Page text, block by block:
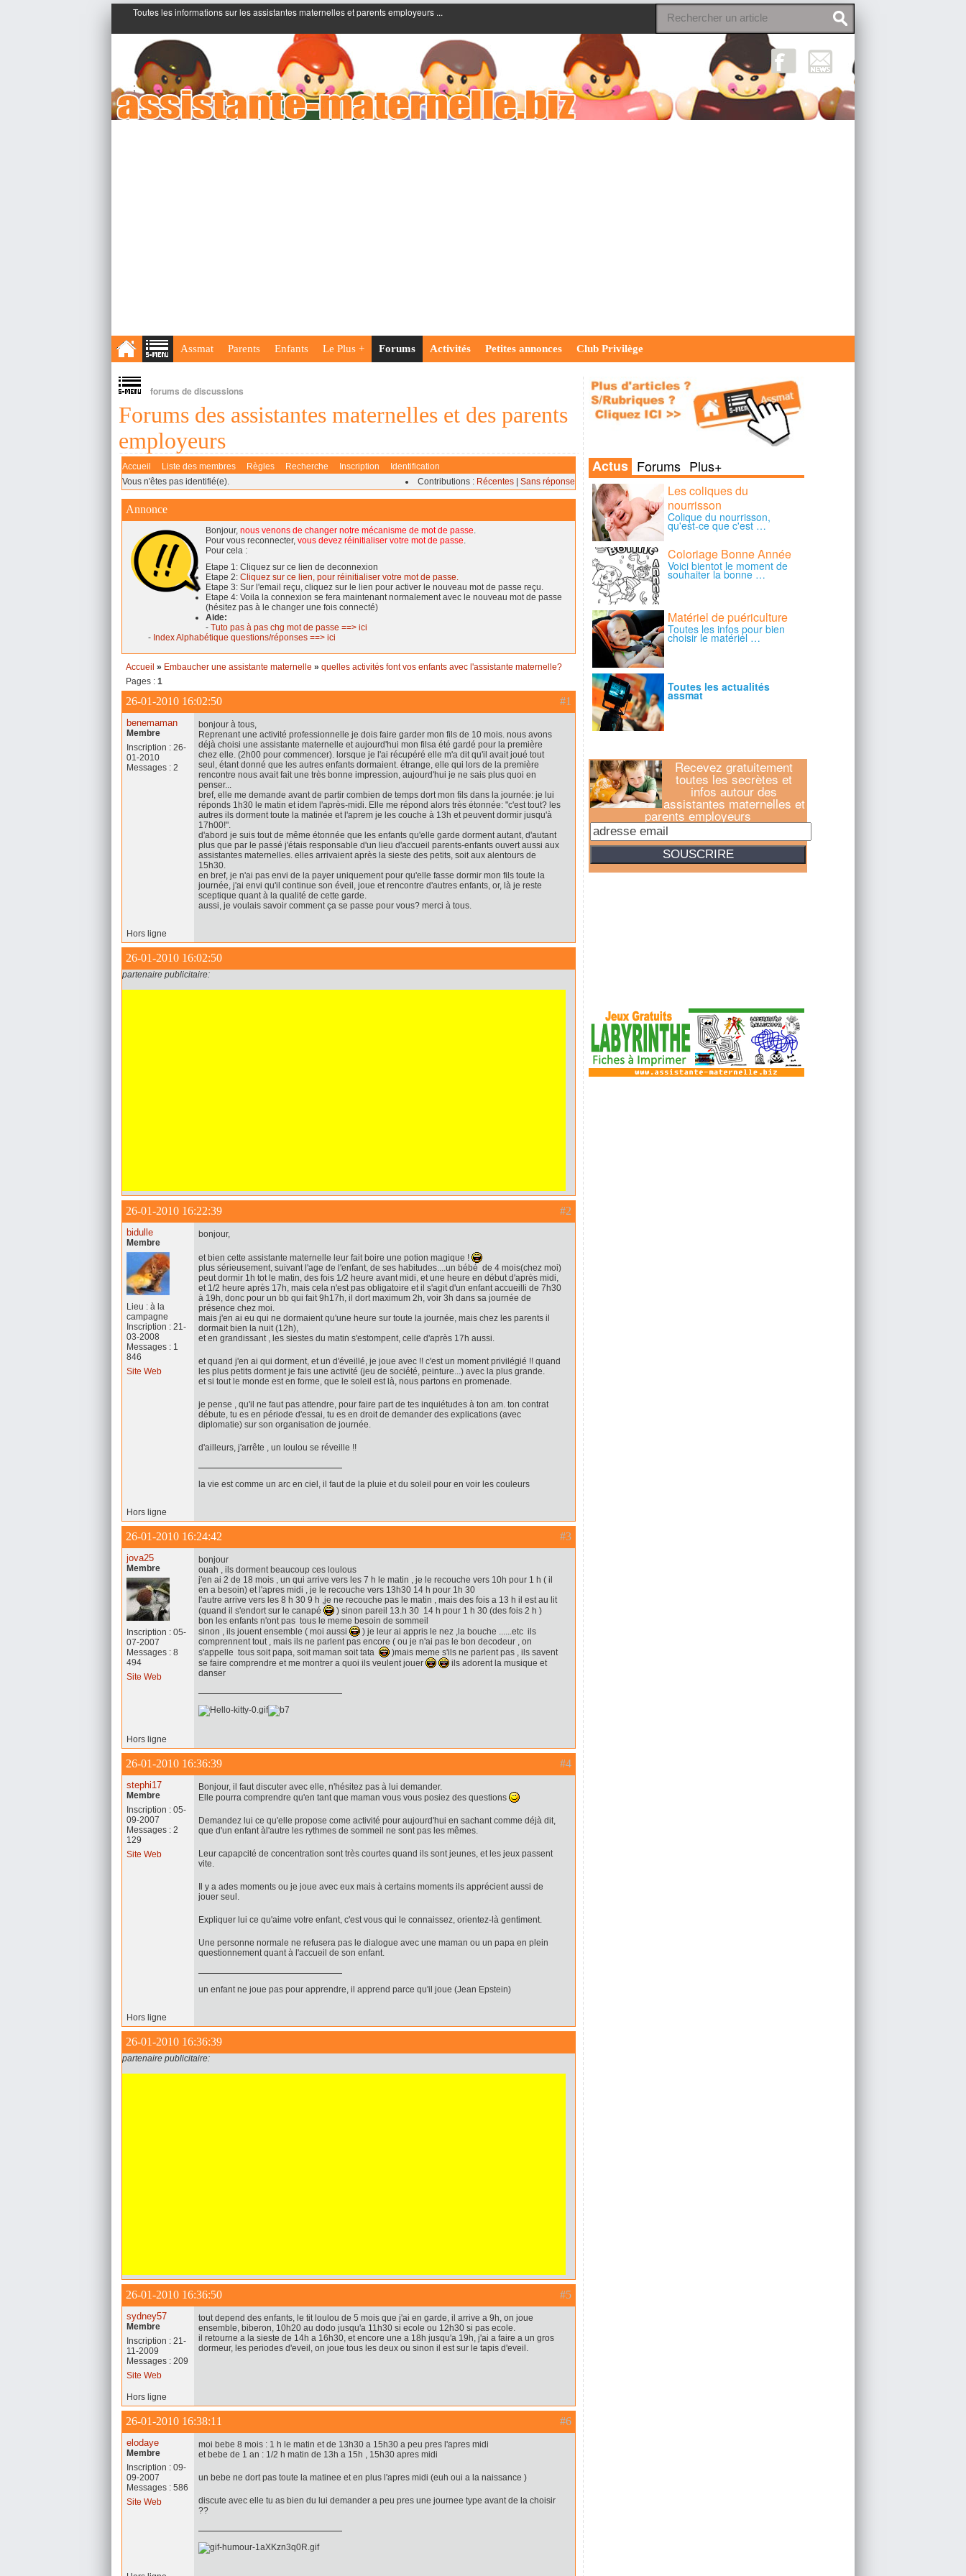
Toutes les informations sur les assistantes maternelles et parents employeurs ...
;
Assmat Parents Enfants Le Plus + Forums Activités Petites annonces Club Privilège
forums de discussions
Forums des assistantes maternelles et des parents
employeurs
Accueil Liste des membres Règles Recherche Inscription
Identification
Vous n'êtes pas identifié(e).
Contributions : Récentes Sans réponse
Annonce
Bonjour, nous venons de changer notre mécanisme de mot de passe.
Pour vous reconnecter, vous devez réinitialiser votre mot de passe.
Pour cela :
Etape 1: Cliquez sur ce lien de deconnexion
Etape 2: Cliquez sur ce lien, pour réinitialiser votre mot de passe.
Etape 3: Sur l'email reçu, cliquez sur le lien pour activer le nouveau mot de passe reçu.
Etape 4: Voila la connexion se fera maintenant normalement avec le nouveau mot de passe
(hésitez pas à le changer une fois connecté)
Aide:
- Tuto pas à pas chg mot de passe ==> ici
- Index Alphabétique questions/réponses ==> ici
Accueil » Embaucher une assistante maternelle » quelles activités font vos enfants avec l'assistante maternelle?
Pages : 1
#1
26-01-2010 16:02:50
benemaman
Membre
Inscription : 26-
01-2010
Messages : 2
bonjour à tous,
Reprenant une activité professionnelle je dois faire garder mon fils de 10 mois. nous avons
déjà choisi une assistante maternelle et aujourd'hui mon filsa été gardé pour la première
chez elle. (2h00 pour commencer). lorsque je l'ai récupéré elle m'a dit qu'il avait joué tout
seul, étant donné que les autres enfants dormaient. étrange, elle qui lors de la première
rencontre nous avait fait une très bonne impression, aujourd'hui je ne sais plus quoi en
penser...
bref, elle me demande avant de partir combien de temps dort mon fils dans la journée: je lui
réponds 1h30 le matin et idem l'après-midi. Elle me répond alors très étonnée: "c'est tout? les
autres ils dorment toute la matinée et l'aprem je les couche à 13h et peuvent dormir jusqu'à
17h00!".
d'abord je suis tout de même étonnée que les enfants qu'elle garde dorment autant, d'autant
plus que par le passé j'étais responsable d'un lieu d'accueil parents-enfants ouvert aussi aux
assistantes maternelles. elles arrivaient après la sieste des petits, soit aux alentours de
15h30.
en bref, je n'ai pas envi de la payer uniquement pour qu'elle fasse dormir mon fils toute la
journée, j'ai envi qu'il continue son éveil, joue et rencontre d'autres enfants, or, là je reste
sceptique quant à la qualité de cette garde.
aussi, je voulais savoir comment ça se passe pour vous? merci à tous.
Hors ligne
26-01-2010 16:02:50
partenaire publicitaire:
#2
26-01-2010 16:22:39
bidulle
Membre
Lieu : à la
campagne
Inscription : 21-
03-2008
Messages : 1
846
Site Web
bonjour,
et bien cette assistante maternelle leur fait boire une potion magique !
plus sérieusement, suivant l'age de l'enfant, de ses habitudes....un bébé de 4 mois(chez moi)
peut dormir 1h tot le matin, des fois 1/2 heure avant midi, et une heure en début d'après midi,
et 1/2 heure après 17h, mais cela n'est pas obligatoire et il s'agit d'un enfant accueilli de 7h30
à 19h, donc pour un bb qui fait 9h17h, il dort maximum 2h, voir 3h dans sa journée de
présence chez moi.
mais j'en ai eu qui ne dormaient qu'une heure sur toute la journée, mais chez les parents il
dormait bien la nuit (12h),
et en grandissant , les siestes du matin s'estompent, celle d'après 17h aussi.
et quand j'en ai qui dorment, et un d'éveillé, je joue avec !! c'est un moment privilégié !! quand
les plus petits dorment je fais une activité (jeu de société, peinture...) avec la plus grande.
et si tout le monde est en forme, que le soleil est là, nous partons en promenade.
je pense , qu'il ne faut pas attendre, pour faire part de tes inquiétudes à ton am. ton contrat
débute, tu es en période d'essai, tu es en droit de demander des explications (avec
diplomatie) sur son organisation de journée.
d'ailleurs, j'arrête , un loulou se réveille !!
la vie est comme un arc en ciel, il faut de la pluie et du soleil pour en voir les couleurs
Hors ligne
#3
26-01-2010 16:24:42
jova25
Membre
Inscription : 05-
07-2007
Messages : 8
494
Site Web
bonjour
ouah , ils dorment beaucoup ces loulous
j'en ai 2 de 18 mois , un qui arrive vers les 7 h le matin , je le recouche vers 10h pour 1 h ( il
en a besoin) et l'apres midi , je le recouche vers 13h30 14 h pour 1h 30
l'autre arrive vers les 8 h 30 9 h ,je ne recouche pas le matin , mais des fois a 13 h il est au lit
(quand il s'endort sur le canapé
) sinon pareil 13.h 30 14 h pour 1 h 30 (des fois 2 h )
bon les enfants n'ont pas tous le meme besoin de sommeil
sinon , ils jouent ensemble ( moi aussi
) je leur ai appris le nez ,la bouche ......etc ils
comprennent tout , mais ils ne parlent pas encore ( ou je n'ai pas le bon decodeur , on
s'appelle tous soit papa, soit maman soit tata
)mais meme s'ils ne parlent pas , ils savent
se faire comprendre et me montrer a quoi ils veulent jouer
ils adorent la musique et
danser
Hors ligne
#4
26-01-2010 16:36:39
stephi17
Membre
Inscription : 05-
09-2007
Messages : 2
129
Site Web
Bonjour, il faut discuter avec elle, n'hésitez pas à lui demander.
Elle pourra comprendre qu'en tant que maman vous vous posiez des questions
Demandez lui ce qu'elle propose come activité pour aujourd'hui en sachant comme déjà dit,
que d'un enfant àl'autre les rythmes de sommeil ne sont pas les mêmes.
Leur capapcité de concentration sont très courtes quand ils sont jeunes, et les jeux passent
vite.
Il y a ades moments ou je joue avec eux mais à certains moments ils apprécient aussi de
jouer seul.
Expliquer lui ce qu'aime votre enfant, c'est vous qui le connaissez, orientez-là gentiment.
Une personne normale ne refusera pas le dialogue avec une maman ou un papa en plein
questionnement quant à l'accueil de son enfant.
un enfant ne joue pas pour apprendre, il apprend parce qu'il joue (Jean Epstein)
Hors ligne
26-01-2010 16:36:39
partenaire publicitaire:
#5
26-01-2010 16:36:50
sydney57
Membre
Inscription : 21-
11-2009
Messages : 209
Site Web
tout depend des enfants, le tit loulou de 5 mois que j'ai en garde, il arrive a 9h, on joue
ensemble, biberon, 10h20 au dodo jusqu'a 11h30 si ecole ou 12h30 si pas ecole.
il retourne a la sieste de 14h a 16h30, et encore une a 18h jusqu'a 19h, j'ai a faire a un gros
dormeur, les periodes d'eveil, on joue tous les deux ou sinon il est sur le tapis d'eveil.
Hors ligne
#6
26-01-2010 16:38:11
elodaye
Membre
Inscription : 09-
09-2007
Messages : 586
Site Web
moi bebe 8 mois : 1 h le matin et de 13h30 a 15h30 a peu pres l'apres midi
et bebe de 1 an : 1/2 h matin de 13h a 15h , 15h30 apres midi
un bebe ne dort pas toute la matinee et en plus l'apres midi (euh oui a la naissance )
discute avec elle tu as bien du lui demander a peu pres une journee type avant de la choisir
??
Recevez gratuitement
toutes les secrètes et
infos autour des
assistantes maternelles et
parents employeurs